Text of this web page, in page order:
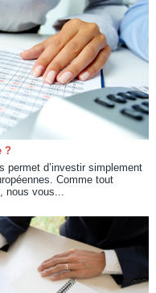
?
permet d’investir simplement
Comme tout
vous...